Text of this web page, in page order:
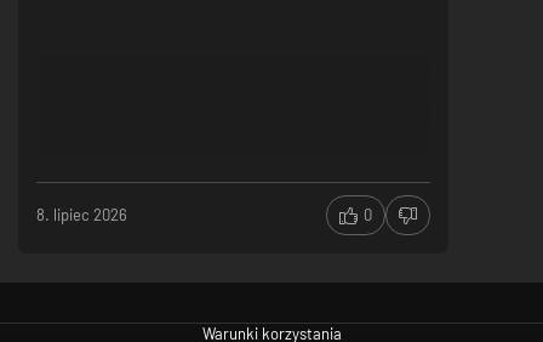
8. lipiec 2026 0
Warunki korzystania